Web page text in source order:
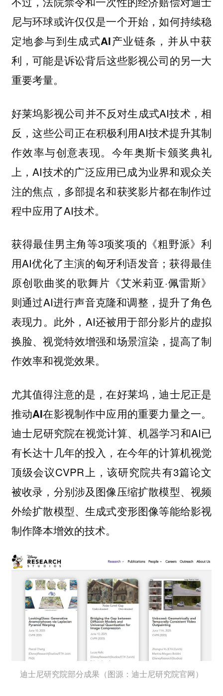
尼与环球或许仅仅是一个开始，如何持续稳
定地参与到生成式AI产业链条，并从中获
利 ，可能是诉讼背后这些影视公司的另一大
重要考量。
好莱坞影视公司并不反对生成式AI技术，相
反，这些公司正在积极利用AI技术提升其制
作效率与创意表现。今年奥斯卡颁奖典礼
上，AI技术的广泛应用已成为业界和观众关
注的焦点，多部提名和获奖影片都在制作过
程中应用了AI技术。
获得最佳男主角等3项奖项的《粗野派》利
用AI优化了主演的匈牙利语发音；获得最佳
原创歌曲奖的歌舞片《艾米莉亚·佩雷斯》
则通过AI进行声音克隆和调整，提升了角色
表现力。此外，AI还被用于部分影片的虚拟
换脸、视觉特效增强和场景渲染，提高了制
作效率和视觉效果。
尤其值得注意的是，在好莱坞，迪士尼正是
推动AI在影视制作中应用的重要力量之一。
迪士尼研究院在视觉计算、机器学习和AI已
有长达十几年的投入，在今年的计算机视觉
顶级会议CVPR上，该研究院共有3篇论文
被收录，分别涉及图像压缩扩散模型、视频
外绘扩散模型、生成式变形图像等能给影视
制作降本增效的技术。
迪士尼研究院部分成果（图源：迪士尼研究院官网）